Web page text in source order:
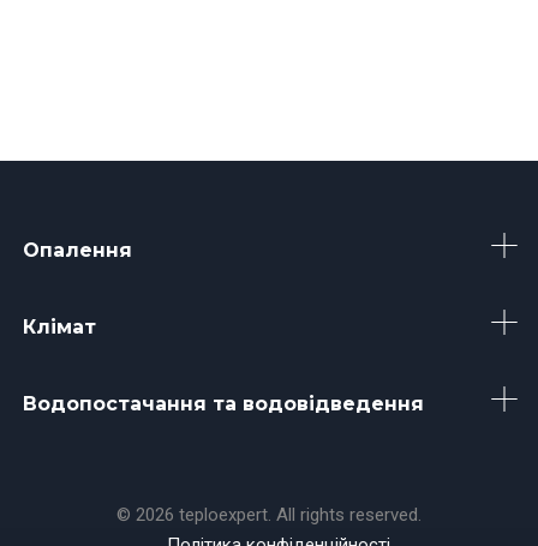
Опалення
Клімат
Водопостачання та водовідведення
© 2026 teploexpert. All rights reserved.